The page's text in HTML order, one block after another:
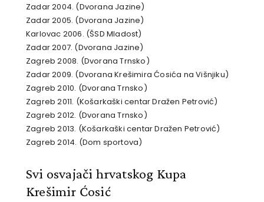
Zadar 2004. (Dvorana Jazine)
Zadar 2005. (Dvorana Jazine)
Karlovac 2006. (ŠSD Mladost)
Zadar 2007. (Dvorana Jazine)
Zagreb 2008. (Dvorana Trnsko)
Zadar 2009. (Dvorana Krešimira Ćosića na Višnjiku)
Zagreb 2010. (Dvorana Trnsko)
Zagreb 2011. (Košarkaški centar Dražen Petrović)
Zagreb 2012. (Dvorana Trnsko)
Zagreb 2013. (Košarkaški centar Dražen Petrović)
Zagreb 2014. (Dom sportova)
Svi osvajači hrvatskog Kupa
Krešimir Ćosić